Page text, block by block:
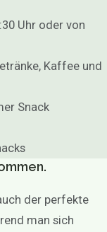
Uhr oder von
Kaffee und
Snack
der perfekte
man sich